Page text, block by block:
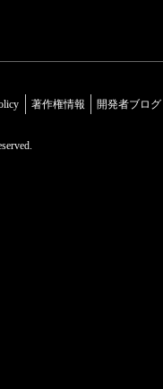
著作権情報 開発者ブログ